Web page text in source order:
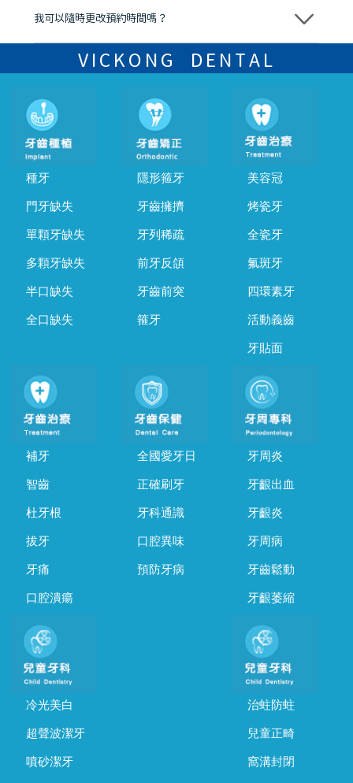
我可以隨時更改預約時間嗎？
可以，請盡早通過wechat或whatsapp聯絡我們，告知我們你原本預約
的時間及資料，並且重新預約的日期及時段
VICKONG DENTAL
種牙
門牙缺失
單顆牙缺失
多顆牙缺失
半口缺失
全口缺失
隱形箍牙
牙齒擁擠
牙列稀疏
前牙反頜
牙齒前突
箍牙
美容冠
烤瓷牙
全瓷牙
氟斑牙
四環素牙
活動義齒
牙貼面
補牙
智齒
杜牙根
拔牙
牙痛
口腔潰瘍
全國愛牙日
正確刷牙
牙科通識
口腔異味
預防牙病
牙周炎
牙齦出血
牙齦炎
牙周病
牙齒鬆動
牙齦萎縮
冷光美白
超聲波潔牙
噴砂潔牙
治蛀防蛀
兒童正畸
窩溝封閉